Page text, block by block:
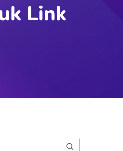
Link